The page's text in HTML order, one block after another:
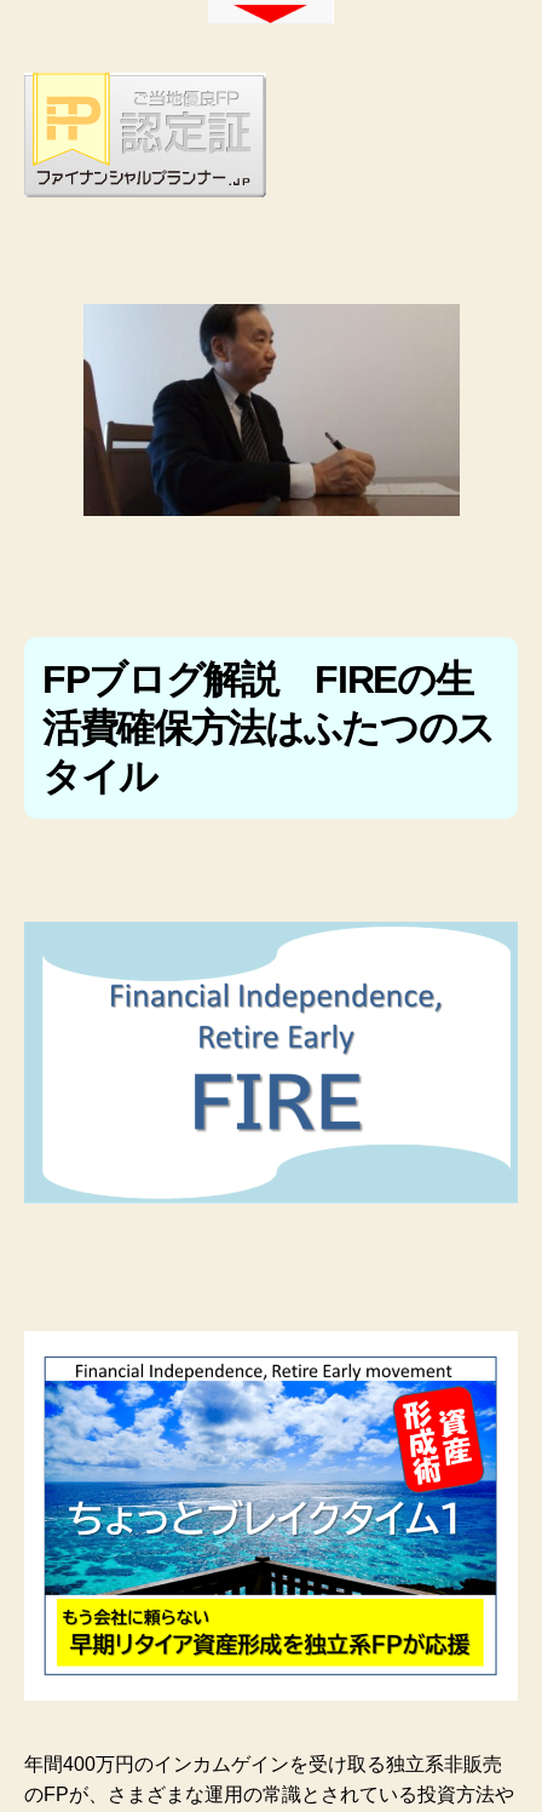
FPブログ解説 FIREの生
活費確保方法はふたつのス
タイル
年間400万円のインカムゲインを受け取る独立系非販売
のFPが、さまざまな運用の常識とされている投資方法や